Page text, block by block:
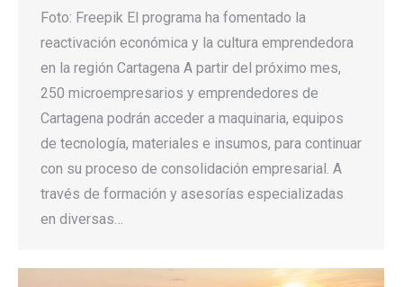
Foto: Freepik El programa ha fomentado la
reactivación económica y la cultura emprendedora
en la región Cartagena A partir del próximo mes,
250 microempresarios y emprendedores de
Cartagena podrán acceder a maquinaria, equipos
de tecnología, materiales e insumos, para continuar
con su proceso de consolidación empresarial. A
través de formación y asesorías especializadas
en diversas…